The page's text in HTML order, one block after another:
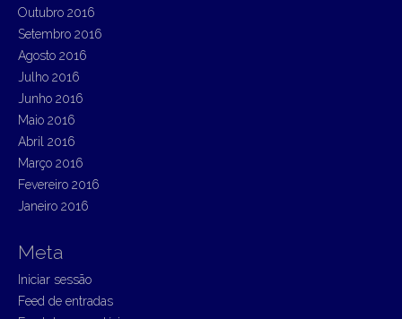
Outubro 2016
Setembro 2016
Agosto 2016
Julho 2016
Junho 2016
Maio 2016
Abril 2016
Março 2016
Fevereiro 2016
Janeiro 2016
Meta
Iniciar sessão
Feed de entradas